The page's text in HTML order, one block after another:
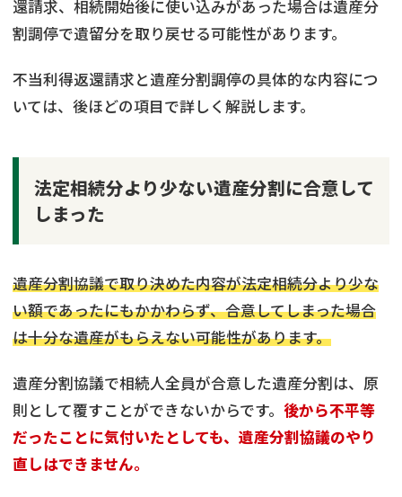
還請求、相続開始後に使い込みがあった場合は遺産分
割調停で遺留分を取り戻せる可能性があります。
不当利得返還請求と遺産分割調停の具体的な内容につ
いては、後ほどの項目で詳しく解説します。
法定相続分より少ない遺産分割に合意して
しまった
遺産分割協議で取り決めた内容が法定相続分より少な
い額であったにもかかわらず、合意してしまった場合
は十分な遺産がもらえない可能性があります。
遺産分割協議で相続人全員が合意した遺産分割は、原
則として覆すことができないからです。 後から不平等
だったことに気付いたとしても、遺産分割協議のやり
直しはできません。